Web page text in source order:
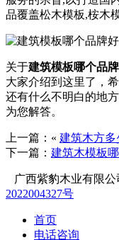
品覆盖松木模板,桉木
关于建筑模板哪个品
大家介绍到这里了，
还有什么不明白的地
为您解答。
上一篇：« 建筑木方多
下一篇： 建筑木模板
广西紫豹木业有限
2022004327号
首页
电话咨询